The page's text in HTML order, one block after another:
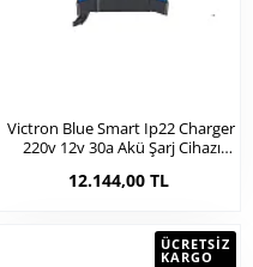
Victron Blue Smart Ip22 Charger
220v 12v 30a Akü Şarj Cihazı
12.144,00 TL
ÜCRETSIZ
KARGO